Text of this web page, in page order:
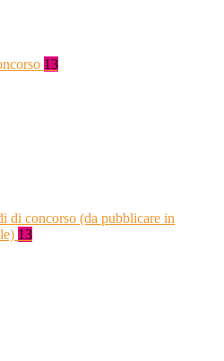
13
di concorso (da pubblicare in
13